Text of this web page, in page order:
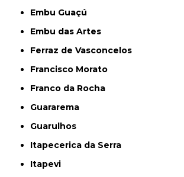
Embu Guaçú
Embu das Artes
Ferraz de Vasconcelos
Francisco Morato
Franco da Rocha
Guararema
Guarulhos
Itapecerica da Serra
Itapevi